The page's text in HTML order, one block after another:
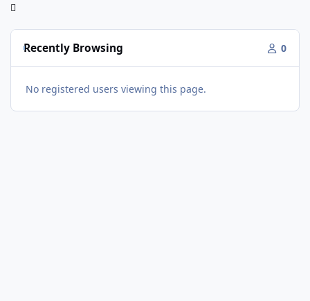
Recently Browsing 0
No registered users viewing this page.